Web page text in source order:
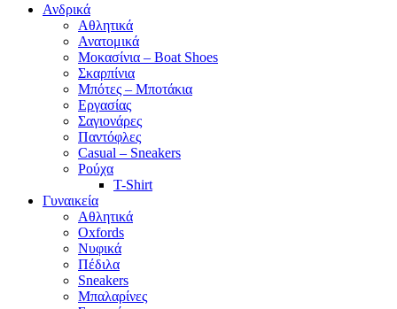
Ανδρικά
Αθλητικά
Ανατομικά
Μοκασίνια – Boat Shoes
Σκαρπίνια
Μπότες – Μποτάκια
Εργασίας
Σαγιονάρες
Παντόφλες
Casual – Sneakers
Ρούχα
T-Shirt
Γυναικεία
Αθλητικά
Oxfords
Νυφικά
Πέδιλα
Sneakers
Μπαλαρίνες